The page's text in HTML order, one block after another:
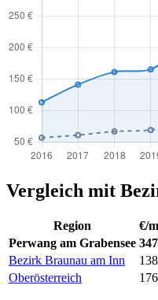
Vergleich mit
Region €/
Perwang am Grabensee
Bezirk Braunau am Inn
Oberösterreich